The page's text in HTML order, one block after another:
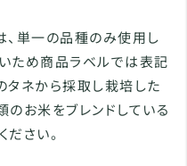
、単一の品種のみ使用し
ため商品ラベルでは表記
タネから採取し栽培した
お米をブレンドしている
さい。